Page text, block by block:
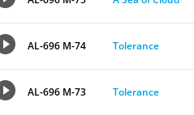
AL-696 M-74 Tolerance
AL-696 M-73 Tolerance